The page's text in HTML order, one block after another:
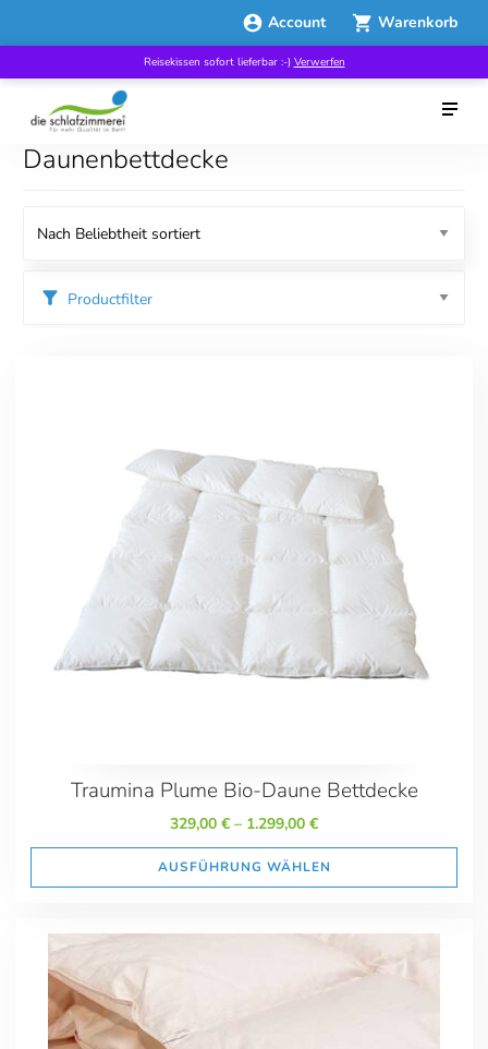
Account Warenkorb
Reisekissen sofort lieferbar :-) Verwerfen
Daunenbettdecke
Productfilter
Winterbettdecken
135x200
200x220 Übergröße
Traumina Plume Bio-Daune Bettdecke
329,00 € – 1.299,00 €
AUSFÜHRUNG WÄHLEN